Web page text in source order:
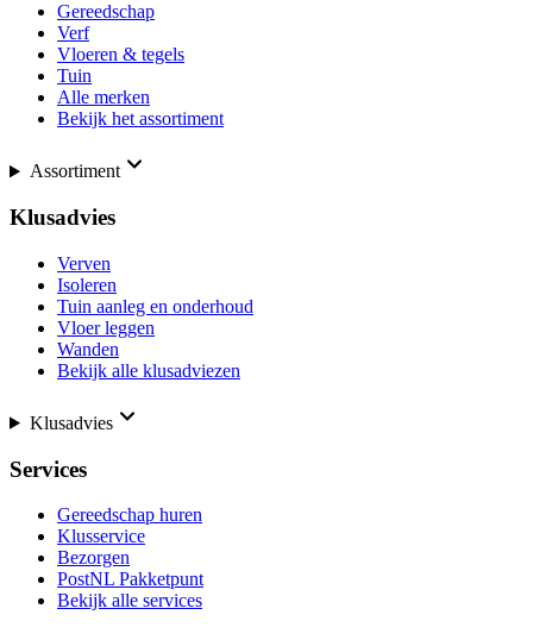
Gereedschap
Verf
Vloeren & tegels
Tuin
Alle merken
Bekijk het assortiment
Assortiment
Klusadvies
Verven
Isoleren
Tuin aanleg en onderhoud
Vloer leggen
Wanden
Bekijk alle klusadviezen
Klusadvies
Services
Gereedschap huren
Klusservice
Bezorgen
PostNL Pakketpunt
Bekijk alle services